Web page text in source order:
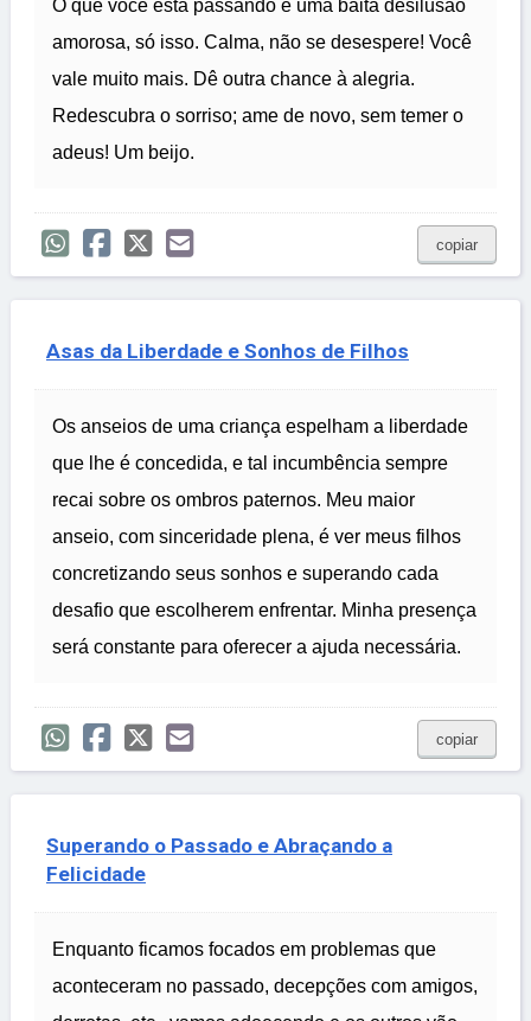
O que você está passando é uma baita desilusão
amorosa, só isso. Calma, não se desespere! Você
vale muito mais. Dê outra chance à alegria.
Redescubra o sorriso; ame de novo, sem temer o
adeus! Um beijo.
copiar
Asas da Liberdade e Sonhos de Filhos
Os anseios de uma criança espelham a liberdade
que lhe é concedida, e tal incumbência sempre
recai sobre os ombros paternos. Meu maior
anseio, com sinceridade plena, é ver meus filhos
concretizando seus sonhos e superando cada
desafio que escolherem enfrentar. Minha presença
será constante para oferecer a ajuda necessária.
copiar
Superando o Passado e Abraçando a
Felicidade
Enquanto ficamos focados em problemas que
aconteceram no passado, decepções com amigos,